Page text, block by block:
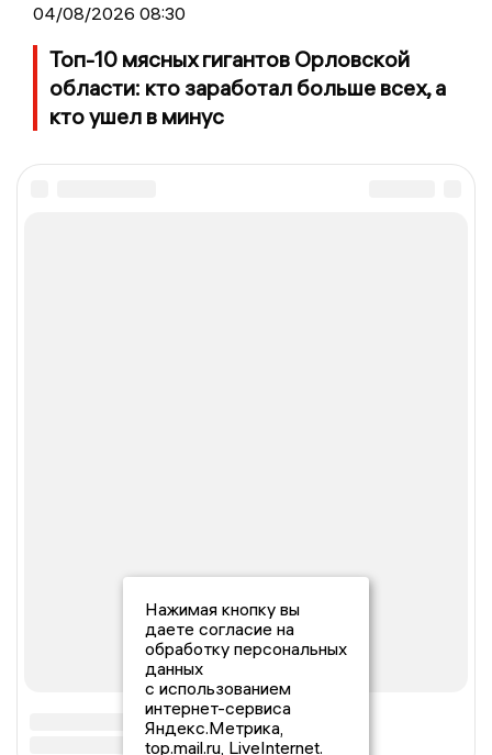
04/08/2026 08:30
Топ-10 мясных гигантов Орловской
области: кто заработал больше всех, а
кто ушел в минус
Нажимая кнопку вы
даете согласие на
обработку персональных
данных
с использованием
интернет-сервиса
Яндекс.Метрика,
top.mail.ru, LiveInternet.